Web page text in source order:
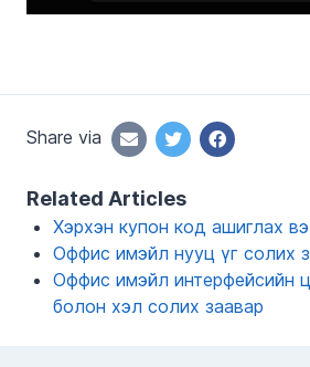
Share via
Related Articles
Хэрхэн купон код ашиглах
Оффис имэйл нууц үг солих
Оффис имэйл интерфейсийн
болон хэл солих заавар